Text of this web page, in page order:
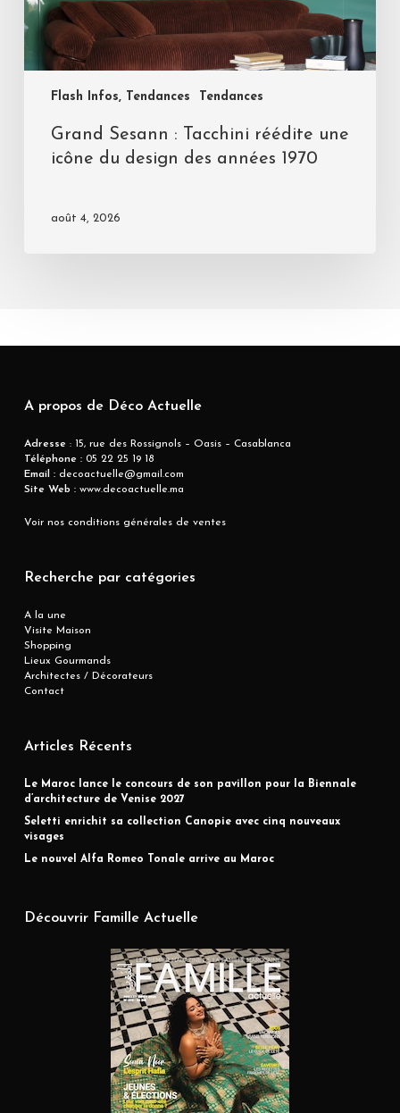
Flash Infos, Tendances Tendances
Grand Sesann : Tacchini réédite une
icône du design des années 1970
août 4, 2026
A propos de Déco Actuelle
Adresse : 15, rue des Rossignols – Oasis – Casablanca
Téléphone :05 22 25 19 18
Email :decoactuelle@gmail.com
Site Web :www.decoactuelle.ma
Voir nos conditions générales de ventes
Recherche par catégories
A la une
Visite Maison
Shopping
Lieux Gourmands
Architectes / Décorateurs
Contact
Articles Récents
Le Maroc lance le concours de son pavillon pour la Biennale
d’architecture de Venise 2027
Seletti enrichit sa collection Canopie avec cinq nouveaux
visages
Le nouvel Alfa Romeo Tonale arrive au Maroc
Découvrir Famille Actuelle